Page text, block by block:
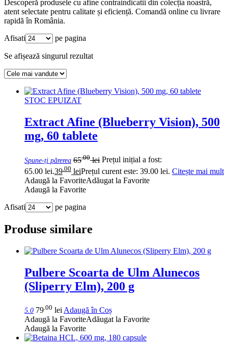
Descoperă produsele cu afine contraindicatii din colecția noastră,
atent selectate pentru calitate și eficiență. Comandă online cu livrare
rapidă în România.
Afisati
pe pagina
Se afișează singurul rezultat
STOC EPUIZAT
Extract Afine (Blueberry Vision), 500
mg, 60 tablete
Spune-ți părerea 65.00 lei Prețul inițial a fost:
65.00 lei.39 .00 leiPrețul curent este: 39.00 lei. Citește mai mult
Adaugă la FavoriteAdăugat la Favorite
Adaugă la Favorite
Afisati
pe pagina
Produse similare
Pulbere Scoarta de Ulm Alunecos
(Sliperry Elm), 200 g
5.0 79 .00 lei Adaugă în Coș
Adaugă la FavoriteAdăugat la Favorite
Adaugă la Favorite